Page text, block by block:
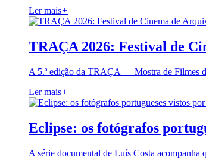
Ler mais+
TRAÇA 2026: Festival de
A 5.ª edição da TRAÇA — Mostra de Filmes
Ler mais+
Eclipse: os fotógrafos
A série documental de Luís Costa acompanha